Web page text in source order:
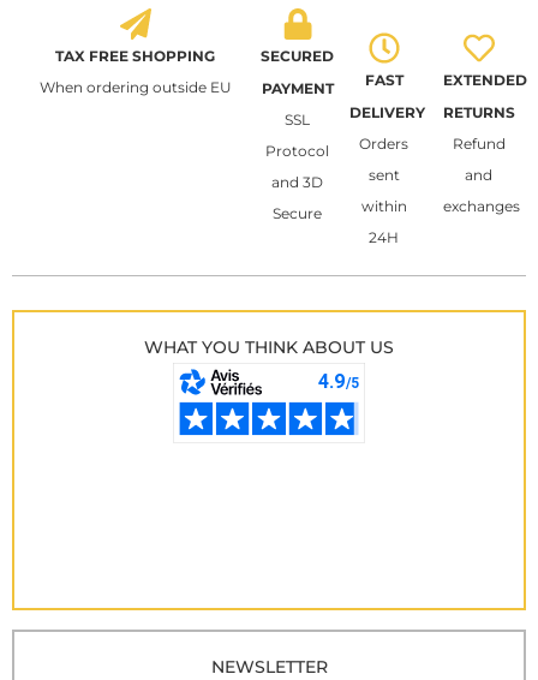
TAX FREE SHOPPING
When ordering outside EU
SECURED
PAYMENT
SSL
Protocol
and 3D
Secure
FAST
DELIVERY
Orders
sent
within
24H
EXTENDED
RETURNS
Refund
and
exchanges
WHAT YOU THINK ABOUT US
NEWSLETTER